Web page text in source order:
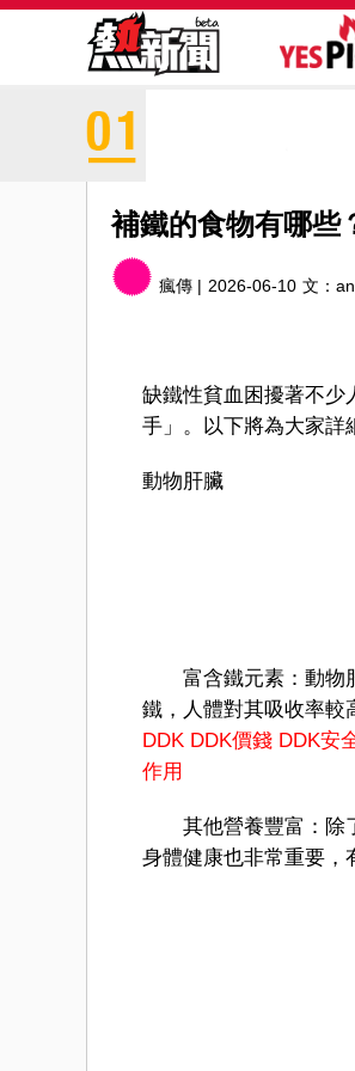
補鐵的食物有哪些
瘋傳 | 2026-06-10 文：
缺鐵性貧血困擾著不少
手」。以下將為大家詳
動物肝臟
富含鐵元素：動物肝
鐵，人體對其吸收率較
DDK DDK價錢 DDK安
作用
其他營養豐富：除了
身體健康也非常重要，